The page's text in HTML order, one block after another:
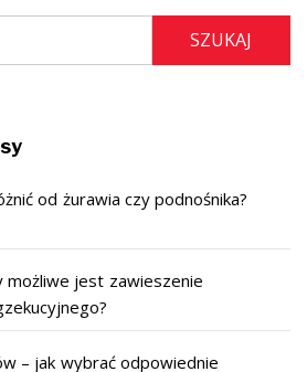
od żurawia czy podnośnika?
możliwe jest zawieszenie
– jak wybrać odpowiednie